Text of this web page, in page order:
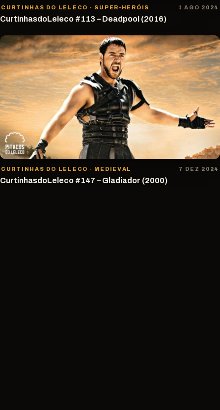
CURTINHAS DO LELECO · SUPER-HERÓIS 1 AGO 2024
CurtinhasdoLeleco #113 – Deadpool (2016)
CURTINHAS DO LELECO · MEDIEVAL 7 DEZ 2024
CurtinhasdoLeleco #147 – Gladiador (2000)